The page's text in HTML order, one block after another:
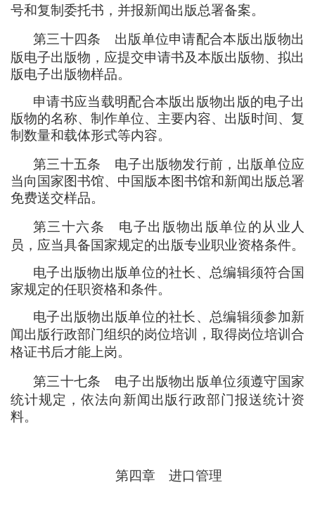
号和复制委托书 ， 并报新闻出版总署备案。
第三十四条 出版单位申请配合本版出版物出
版电子出版物 ， 应提交申请书及本版出版物、拟出
版电子出版物样品。
申请书应当载明配合本版出版物出版的电子出
版物的名称、制作单位、主要内容、出版时间、复
制数量和载体形式等内容。
第三十五条 电子出版物发行前 ， 出版单位应
当向国家图书馆、中国版本图书馆和新闻出版总署
免费送交样品。
第三十六条 电子出版物出版单位的从业人
员 ， 应当具备国家规定的出版专业职业资格条件。
电子出版物出版单位的社长、总编辑须符合国
家规定的任职资格和条件。
电子出版物出版单位的社长、总编辑须参加新
闻出版行政部门组织的岗位培训
， 取得岗位培训合
格证书后才能上岗。
第三十七条 电子出版物出版单位须遵守国家
统计规定 ， 依法向新闻出版行政部门报送统计资
料。
第四章 进口管理